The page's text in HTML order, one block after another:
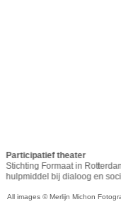
Participatief theater
Stichting Formaat in
hulpmiddel bij dialoog en
All images © Merlijn Michon